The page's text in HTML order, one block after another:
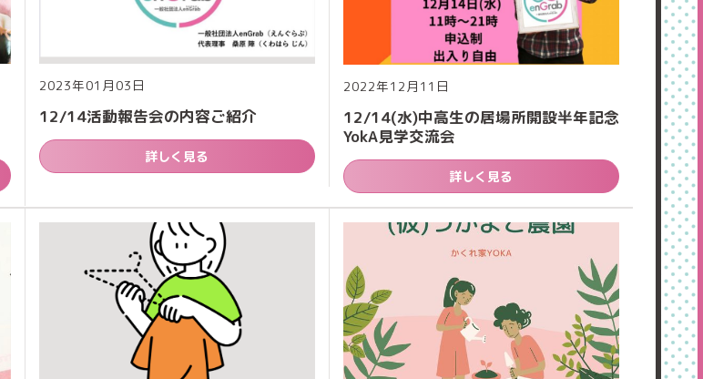
2023年01月03日
12/14活動報告会の内容ご紹介
詳しく見る
2022年12月11日
12/14(水)中高生の居場所開設半年記念
YokA見学交流会
詳しく見る